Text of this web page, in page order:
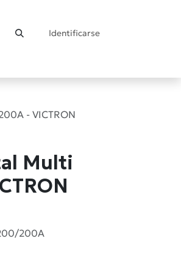
Identificarse
- VICTRON
Multi
200A